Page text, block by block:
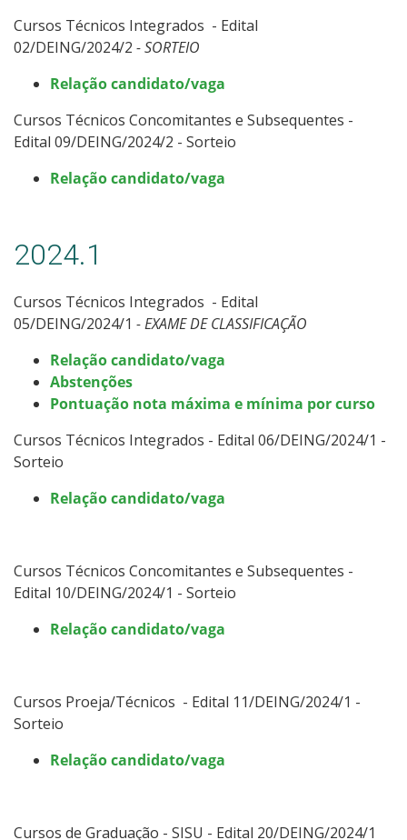
Cursos Técnicos Integrados - Edital
02/DEING/2024/2 - SORTEIO
Relação candidato/vaga
Cursos Técnicos Concomitantes e Subsequentes -
Edital 09/DEING/2024/2 - Sorteio
Relação candidato/vaga
2024.1
Cursos Técnicos Integrados - Edital
05/DEING/2024/1 - EXAME DE CLASSIFICAÇÃO
Relação candidato/vaga
Abstenções
Pontuação nota máxima e mínima por curso
Cursos Técnicos Integrados - Edital 06/DEING/2024/1 -
Sorteio
Relação candidato/vaga
Cursos Técnicos Concomitantes e Subsequentes -
Edital 10/DEING/2024/1 - Sorteio
Relação candidato/vaga
Cursos Proeja/Técnicos - Edital 11/DEING/2024/1 -
Sorteio
Relação candidato/vaga
Cursos de Graduação - SISU - Edital 20/DEING/2024/1